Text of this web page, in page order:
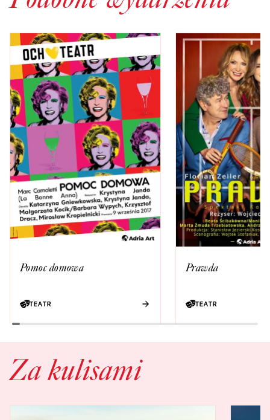
Pomoc domowa
TEATR
Prawda
TEATR
Za kulisami